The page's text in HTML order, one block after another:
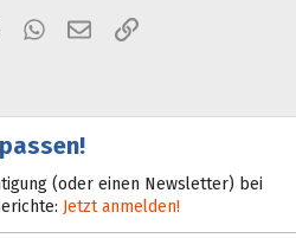
RedditWhatsApp
E-MailLink
(oder einen Newsletter) bei
Jetzt anmelden!